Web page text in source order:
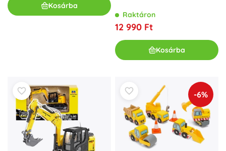
Kosárba
Raktáron
12 990 Ft
Kosárba
-6%